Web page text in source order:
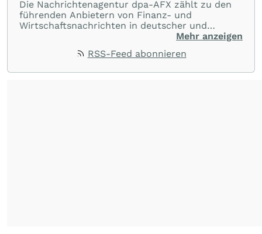
Die Nachrichtenagentur dpa-AFX zählt zu den
führenden Anbietern von Finanz- und
Wirtschaftsnachrichten in deutscher und
englischer Sprache. Gestützt auf ein
dpa-AFX unabhängig, zuverlässig und schnell
Mehr anzeigen
RSS-Feed abonnieren